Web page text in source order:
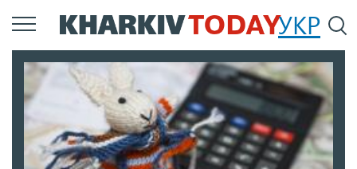
Перейти
к
содержанию
УКР